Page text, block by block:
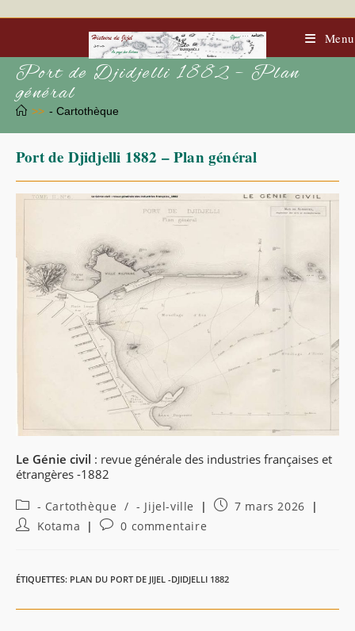
to
Menu
Port de Djidjelli 1882 – Plan
général
>> - Cartothèque
Port de Djidjelli 1882 – Plan général
Le Génie civil : revue générale des industries françaises et
étrangères -1882
Post
category:
- Cartothèque / - Jijel-ville
Publication
7 mars 2026
Auteur/autrice
Kotama
Commentaires
0 commentaire
ÉTIQUETTES: PLAN DU PORT DE JIJEL -DJIDJELLI 1882